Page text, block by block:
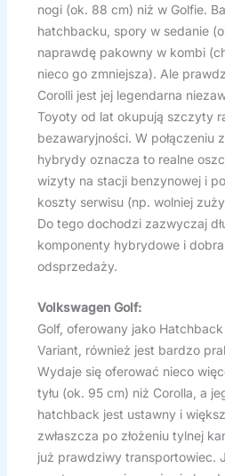
nogi (ok. 88 cm) niż w Golfie.
hatchbacku, spory w sedanie
naprawdę pakowny w kombi
nieco go zmniejsza). Ale
Corolli jest jej legendarna
Toyoty od lat okupują szczyty
bezawaryjności. W połączeniu
hybrydy oznacza to realne
wizyty na stacji benzynowej i
koszty serwisu (np. wolniej
Do tego dochodzi zazwyczaj
komponenty hybrydowe i
odsprzedaży.
Volkswagen Golf:
Golf, oferowany jako
Variant, również jest bardzo
Wydaje się oferować nieco
tyłu (ok. 95 cm) niż Corolla, a
hatchback jest ustawny i
zwłaszcza po złożeniu tylnej
już prawdziwy transportowiec.